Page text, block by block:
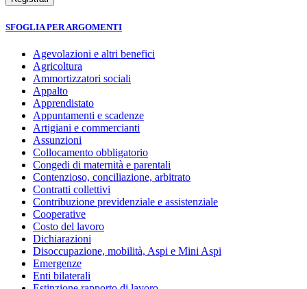
SFOGLIA PER ARGOMENTI
Agevolazioni e altri benefici
Agricoltura
Ammortizzatori sociali
Appalto
Apprendistato
Appuntamenti e scadenze
Artigiani e commercianti
Assunzioni
Collocamento obbligatorio
Congedi di maternità e parentali
Contenzioso, conciliazione, arbitrato
Contratti collettivi
Contribuzione previdenziale e assistenziale
Cooperative
Costo del lavoro
Dichiarazioni
Disoccupazione, mobilità, Aspi e Mini Aspi
Emergenze
Enti bilaterali